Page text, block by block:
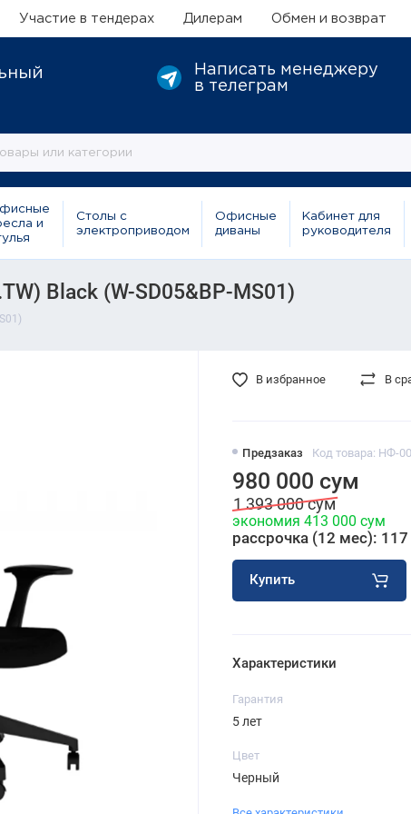
Участие в тендерах Дилерам Обмен и возврат
Написать менеджеру
в телеграм
и
Столы с
электроприводом
Офисные
диваны
Кабинет для
руководителя
Black (W-SD05&BP-MS01)
Предзаказ Код товара: НФ-
980 000 сум
1 393 000 сум
экономия 413 000 сум
рассрочка (12 мес):
Купить
В избранное В
Характеристики
Гарантия
5 лет
Цвет
Черный